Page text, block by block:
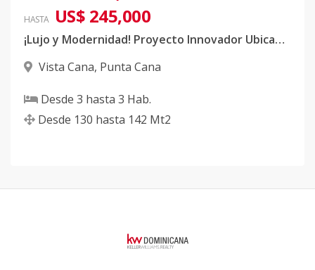
HASTA US$ 245,000
¡Lujo y Modernidad! Proyecto Innovador Ubicado en Vista Cana!
Vista Cana, Punta Cana
Desde 3 hasta 3 Hab.
Desde 130 hasta 142 Mt2